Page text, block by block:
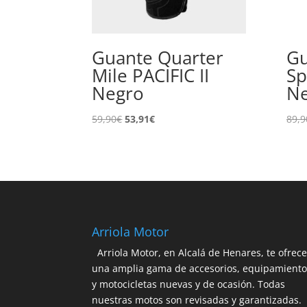
Guante Quarter
Mile PACIFIC II
Negro
59,90€El
59,90€.
53,91€El
53,91€.
Arriola Motor
Arriola Motor, en Alcalá de Henares, te ofrece
una amplia gama de accesorios, equipamiento
y motocicletas nuevas y de ocasión. Todas
nuestras motos son revisadas y garantizadas.